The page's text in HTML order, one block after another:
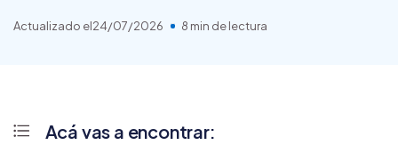
Actualizado el24/07/2026 8 min de lectura
Acá vas a encontrar: